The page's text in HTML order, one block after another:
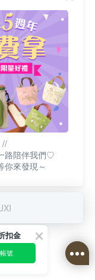
//
路陪伴我們♡
你來發現～
扣金
號